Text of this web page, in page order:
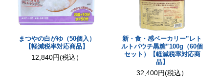
まつやの白がゆ（50個入）
【軽減税率対応商品】
12,840円(税込）
新・食・感ベーカリー”レト
ルトパウチ黒糖”100g（60個
セット）【軽減税率対応商
品】
32,400円(税込）